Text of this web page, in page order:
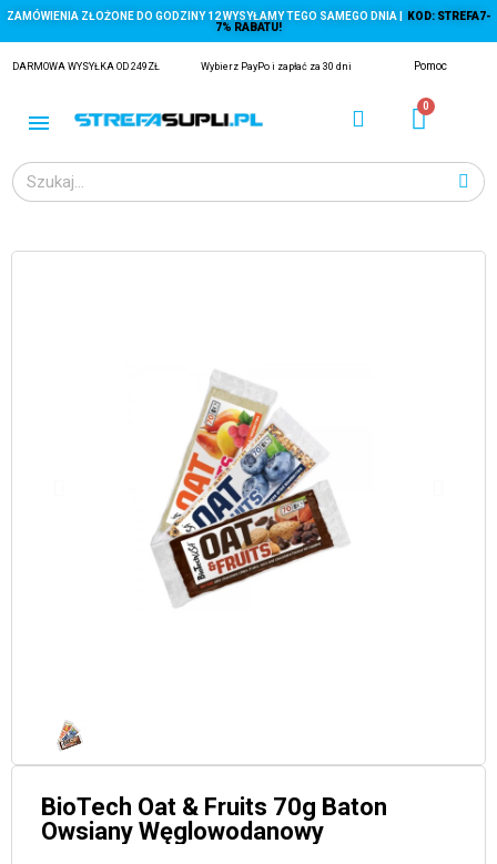
ZAMÓWIENIA ZŁOŻONE DO GODZINY 12 WYSYŁAMY TEGO SAMEGO DNIA |
KOD: STREFA7-
7% RABATU!
DARMOWA WYSYŁKA OD 249ZŁ Wybierz PayPo i zapłać za 30 dni Pomoc
BioTech Oat & Fruits 70g Baton
Owsiany Węglowodanowy